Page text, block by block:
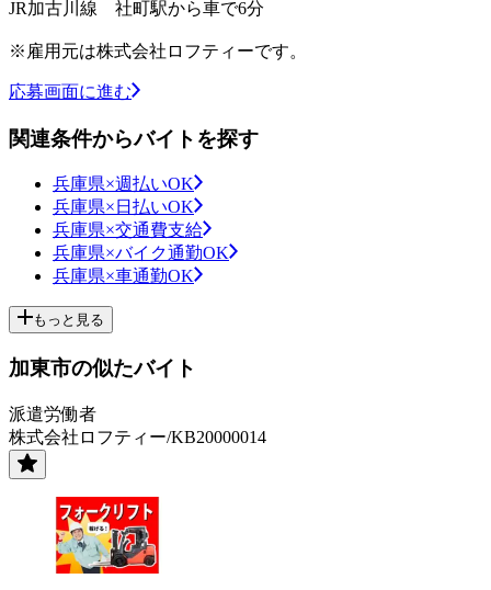
JR加古川線 社町駅から車で6分
※雇用元は株式会社ロフティーです。
応募画面に進む
関連条件からバイトを探す
兵庫県×週払いOK
兵庫県×日払いOK
兵庫県×交通費支給
兵庫県×バイク通勤OK
兵庫県×車通勤OK
もっと見る
加東市の似たバイト
派遣労働者
株式会社ロフティー/KB20000014